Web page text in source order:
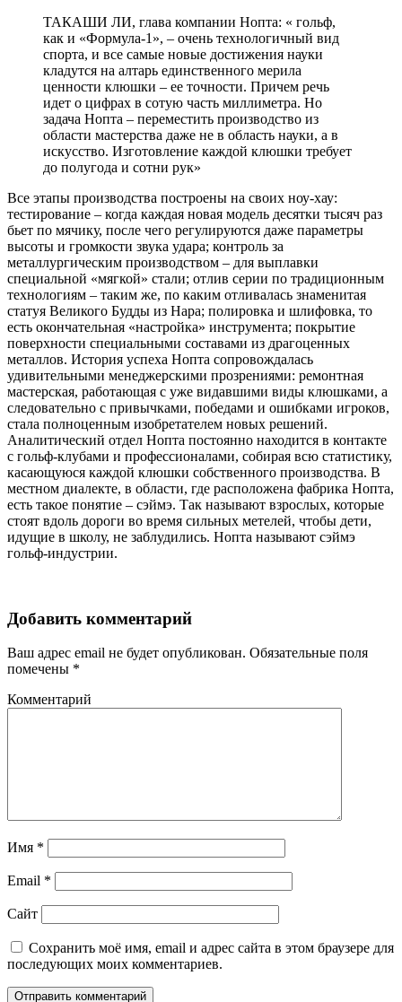
ТАКАШИ ЛИ, глава компании Нопта: « гольф,
как и «Формула-1», – очень технологичный вид
спорта, и все самые новые достижения науки
кладутся на алтарь единственного мерила
ценности клюшки – ее точности. Причем речь
идет о цифрах в сотую часть миллиметра. Но
задача Нопта – переместить производство из
области мастерства даже не в область науки, а в
искусство. Изготовление каждой клюшки требует
до полугода и сотни рук»
Все этапы производства построены на своих ноу-хау:
тестирование – когда каждая новая модель десятки тысяч раз
бьет по мячику, после чего регулируются даже параметры
высоты и громкости звука удара; контроль за
металлургическим производством – для выплавки
специальной «мягкой» стали; отлив серии по традиционным
технологиям – таким же, по каким отливалась знаменитая
статуя Великого Будды из Нара; полировка и шлифовка, то
есть окончательная «настройка» инструмента; покрытие
поверхности специальными составами из драгоценных
металлов. История успеха Нопта сопровождалась
удивительными менеджерскими прозрениями: ремонтная
мастерская, работающая с уже видавшими виды клюшками, а
следовательно с привычками, победами и ошибками игроков,
стала полноценным изобретателем новых решений.
Аналитический отдел Нопта постоянно находится в контакте
с гольф-клубами и профессионалами, собирая всю статистику,
касающуюся каждой клюшки собственного производства. В
местном диалекте, в области, где расположена фабрика Нопта,
есть такое понятие – сэймэ. Так называют взрослых, которые
стоят вдоль дороги во время сильных метелей, чтобы дети,
идущие в школу, не заблудились. Нопта называют сэймэ
гольф-индустрии.
Добавить комментарий
Ваш адрес email не будет опубликован. Обязательные поля
помечены *
Комментарий
Имя *
Email *
Сайт
Сохранить моё имя, email и адрес сайта в этом браузере для
последующих моих комментариев.